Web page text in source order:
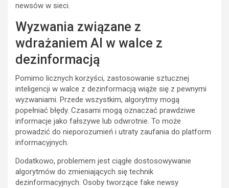
newsów w sieci.
Wyzwania związane z
wdrażaniem AI w walce z
dezinformacją
Pomimo licznych korzyści, zastosowanie sztucznej
inteligencji w walce z dezinformacją wiąże się z pewnymi
wyzwaniami. Przede wszystkim, algorytmy mogą
popełniać błędy. Czasami mogą oznaczać prawdziwe
informacje jako fałszywe lub odwrotnie. To może
prowadzić do nieporozumień i utraty zaufania do platform
informacyjnych.
Dodatkowo, problemem jest ciągłe dostosowywanie
algorytmów do zmieniających się technik
dezinformacyjnych. Osoby tworzące fake newsy